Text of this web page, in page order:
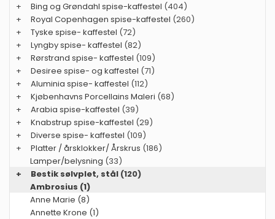
+
Bing og Grøndahl spise-kaffestel (404)
+
Royal Copenhagen spise-kaffestel (260)
+
Tyske spise- kaffestel (72)
+
Lyngby spise- kaffestel (82)
+
Rørstrand spise- kaffestel (109)
+
Desiree spise- og kaffestel (71)
+
Aluminia spise- kaffestel (112)
+
Kjøbenhavns Porcellains Maleri (68)
+
Arabia spise-kaffestel (39)
+
Knabstrup spise-kaffestel (29)
+
Diverse spise- kaffestel (109)
+
Platter / årsklokker/ Årskrus (186)
Lamper/belysning (33)
+
Bestik sølvplet, stål (120)
Ambrosius (1)
Anne Marie (8)
Annette Krone (1)